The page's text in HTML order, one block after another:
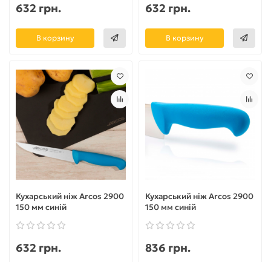
632 грн.
В корзину
632 грн.
В корзину
Кухарський ніж Arcos 2900
150 мм синій
632 грн.
Кухарський ніж Arcos 2900
150 мм синій
836 грн.